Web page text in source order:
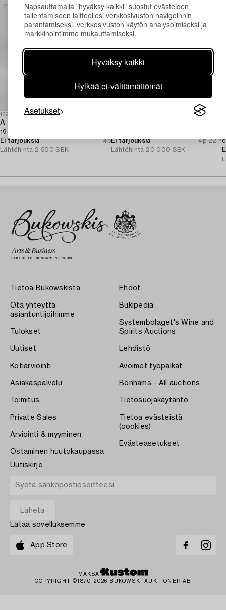
Napsauttamalla "hyväksy kaikki" suostut evästeiden
tallentamiseen laitteellesi verkkosivuston navigoinnin
parantamiseksi, verkkosivuston käytön analysoimiseksi ja
markkinointimme mukauttamiseksi.
Hyväksy kaikki
Hylkää ei-välttämättömät
Asetukset
1693410
A Japanese brocade kimono,
1980s.
Ei tarjouksia
4p
Lähtöhinta 2 500 SEK
Ei tarjouksia
4p 22 h
Lähtöhinta 20 000 SEK
Tietoa Bukowskista
Ota yhteyttä
asiantuntijoihimme
Tulokset
Uutiset
Kotiarviointi
Asiakaspalvelu
Toimitus
Private Sales
Arviointi & myyminen
Ostaminen huutokaupassa
Ehdot
Bukipedia
Systembolaget's Wine and
Spirits Auctions
Lehdistö
Avoimet työpaikat
Bonhams - All auctions
Tietosuojakäytäntö
Tietoa evästeistä
(cookies)
Evästeasetukset
Uutiskirje
Lataa sovelluksemme
App Store
MAKSA
COPYRIGHT ©1870-2026 BUKOWSKI AUKTIONER AB